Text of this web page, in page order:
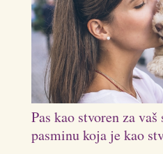
Pas kao stvoren za
pasminu koja je kao